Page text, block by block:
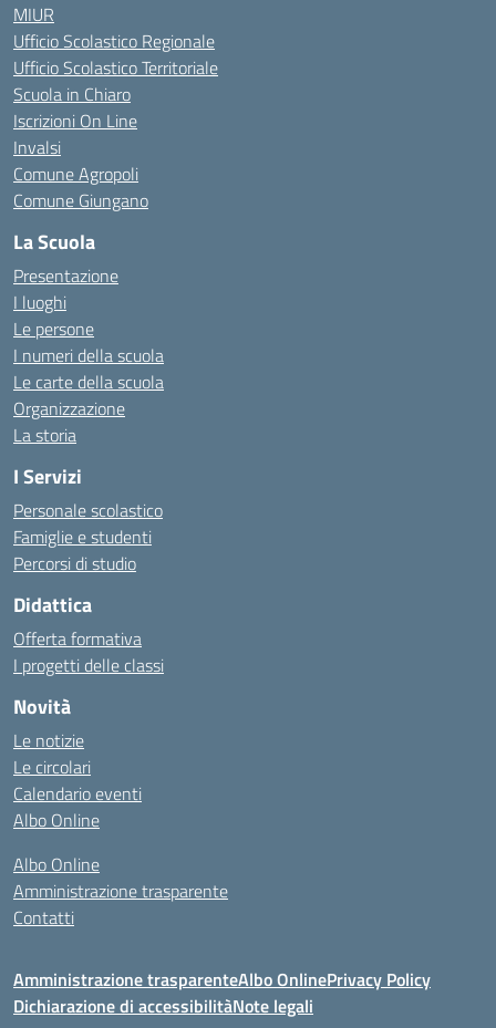
MIUR
Ufficio Scolastico Regionale
Ufficio Scolastico Territoriale
Scuola in Chiaro
Iscrizioni On Line
Invalsi
Comune Agropoli
Comune Giungano
La Scuola
Presentazione
I luoghi
Le persone
I numeri della scuola
Le carte della scuola
Organizzazione
La storia
I Servizi
Personale scolastico
Famiglie e studenti
Percorsi di studio
Didattica
Offerta formativa
I progetti delle classi
Novità
Le notizie
Le circolari
Calendario eventi
Albo Online
Albo Online
Amministrazione trasparente
Contatti
Amministrazione trasparenteAlbo OnlinePrivacy Policy
Dichiarazione di accessibilitàNote legali